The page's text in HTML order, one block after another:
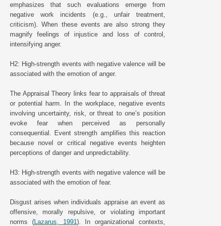
emphasizes that such evaluations emerge from
negative work incidents (e.g., unfair treatment,
criticism). When these events are also strong they
magnify feelings of injustice and loss of control,
intensifying anger.
H2: High-strength events with negative valence will be
associated with the emotion of anger.
The Appraisal Theory links fear to appraisals of threat
or potential harm. In the workplace, negative events
involving uncertainty, risk, or threat to one’s position
evoke fear when perceived as personally
consequential. Event strength amplifies this reaction
because novel or critical negative events heighten
perceptions of danger and unpredictability.
H3: High-strength events with negative valence will be
associated with the emotion of fear.
Disgust arises when individuals appraise an event as
offensive, morally repulsive, or violating important
norms (Lazarus, 1991 ). In organizational contexts,